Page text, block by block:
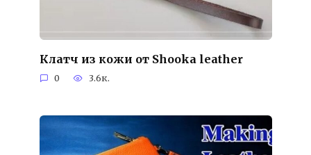
Клатч из кожи от Shooka leather
0 3.6к.